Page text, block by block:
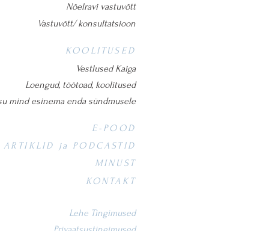
Nõelravi vastuvõtt
Vastuvõtt/ konsultatsioon
KOOLITUSED
Vestlused Kaiga
Loengud, töötoad, koolitused
mind esinema enda sündmusele
E-POOD
ARTIKLID ja PODCASTID
MINUST
KONTAKT
Lehe Tingimused